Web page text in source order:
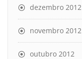
dezembro 2012
novembro 2012
outubro 2012